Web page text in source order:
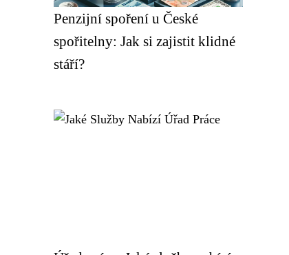
Penzijní spoření u České
spořitelny: Jak si zajistit klidné
stáří?